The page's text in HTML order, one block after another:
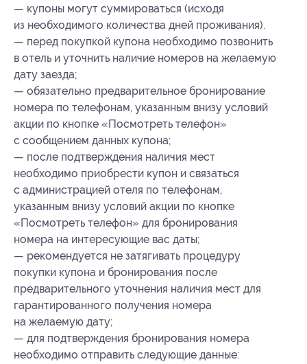
— купоны могут суммироваться (исходя
из необходимого количества дней проживания).
— перед покупкой купона необходимо позвонить
в отель и уточнить наличие номеров на желаемую
дату заезда;
— обязательно предварительное бронирование
номера по телефонам, указанным внизу условий
акции по кнопке «Посмотреть телефон»
с сообщением данных купона;
— после подтверждения наличия мест
необходимо приобрести купон и связаться
с администрацией отеля по телефонам,
указанным внизу условий акции по кнопке
«Посмотреть телефон» для бронирования
номера на интересующие вас даты;
— рекомендуется не затягивать процедуру
покупки купона и бронирования после
предварительного уточнения наличия мест для
гарантированного получения номера
на желаемую дату;
— для подтверждения бронирования номера
необходимо отправить следующие данные: